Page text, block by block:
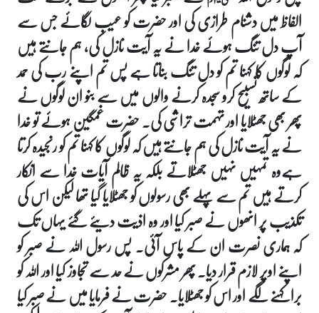
الفاظ میں دشنام طرازی کی اور حضرت کو عیب لگائے جس سے
آپ دل تنگ ہوئے خدا نے یہ آیت نازل کی، ہم جانتے ہیں
کہ لوگوں کا کہنا تم کو دل تنگ بناتا ہے پس تم اپنے رب کی حمد
کے ساتھ تسبیح کرو سجدہ کرنے والوں میں سے بنو ان لوگوں نے
پھر بھی جھٹلایا اور تہمت تراشی کی۔ حضرت غمگین ہوئے تو خدا
نے یہ آیت نازل کی ہم جانتے ہیں کہ لوگوں کا کہنا تم کو رنجیدہ کرتا
ہےوہ تمہیں نہیں جھٹلاتے بلکہ یہ ظالم آیات خدا سے انکار
کرتے ہیں تم سے پہلے بھی رسولوں کو جھٹلایا گیا تھا لیکن اس کی
تکذیب پر انھوں نے صبر کیا اور وہ اذیت دیئے گئے یہاں تک
کہ ہماری نصرت ان کے پاس آئی۔ پس رسول اللہ نے صبر کو
اپنے اوپر لازم قرار دیا۔ پھر مشرکوں نے حد سے تجاوز کیا اور اللہ کو
برا کہنے لگے اور اس کو جھٹلایا۔ حضرت نے فرمایا میں نے صبر کیا